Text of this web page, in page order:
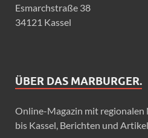
Esmarchstraße 38
34121 Kassel
ÜBER DAS MARBURGER.
Online-Magazin mit regionalen
bis Kassel, Berichten und